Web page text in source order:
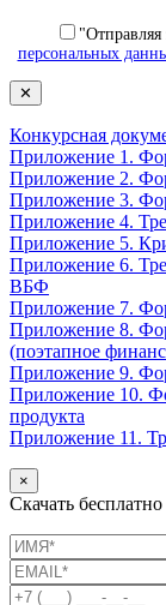
персональных
✕
Конкурсная
Приложение 1.
Приложение 2.
Приложение 3.
Приложение 4.
Приложение 5.
Приложение 6.
ВБФ
Приложение 7.
Приложение 8.
(поэтапное
Приложение 9.
Приложение 10.
продукта
Приложение 11.
×
Скачать бесплатно